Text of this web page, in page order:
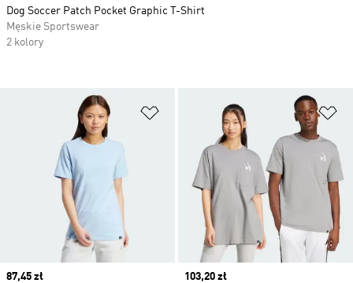
Dodaj do listy życzeń
Current price
87,45 zł Current price
103,20 zł
Dog Soccer Patch Pocket Graphic T-Shirt
Męskie Sportswear
2 kolory